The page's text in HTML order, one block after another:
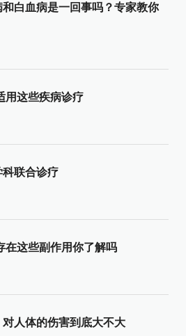
和白血病是一回事吗？专家教你
用这些疾病诊疗
联合诊疗
在这些副作用你了解吗
人体的伤害到底大不大